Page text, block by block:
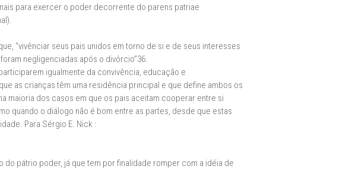
para exercer o poder decorrente do parens patriae
“vivênciar seus pais unidos em torno de si e de seus interesses
negligenciadas após o divórcio”36.
igualmente da convivência, educação e
as crianças têm uma residência principal e que define ambos os
maioria dos casos em que os pais aceitam cooperar entre si
quando o diálogo não é bom entre as partes, desde que estas
Para Sérgio E. Nick :
do pátrio poder, já que tem por finalidade romper com a idéia de